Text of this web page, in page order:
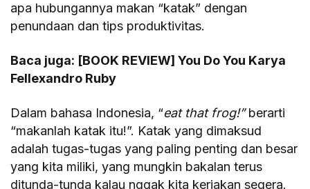
apa hubungannya makan “katak” dengan
penundaan dan tips produktivitas.
Baca juga: [BOOK REVIEW] You Do You Karya
Fellexandro Ruby
Dalam bahasa Indonesia, “eat that frog!”berarti
“makanlah katak itu!”. Katak yang dimaksud
adalah tugas-tugas yang paling penting dan besar
yang kita miliki, yang mungkin bakalan terus
ditunda-tunda kalau nggak kita kerjakan segera.